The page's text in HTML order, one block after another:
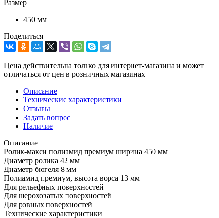
Размер
450 мм
Поделиться
Цена действительна только для интернет-магазина и может
отличаться от цен в розничных магазинах
Описание
Технические характеристики
Отзывы
Задать вопрос
Наличие
Описание
Ролик-макси полиамид премиум ширина 450 мм
Диаметр ролика 42 мм
Диаметр бюгеля 8 мм
Полиамид премиум, высота ворса 13 мм
Для рельефных поверхностей
Для шероховатых поверхностей
Для ровных поверхностей
Технические характеристики